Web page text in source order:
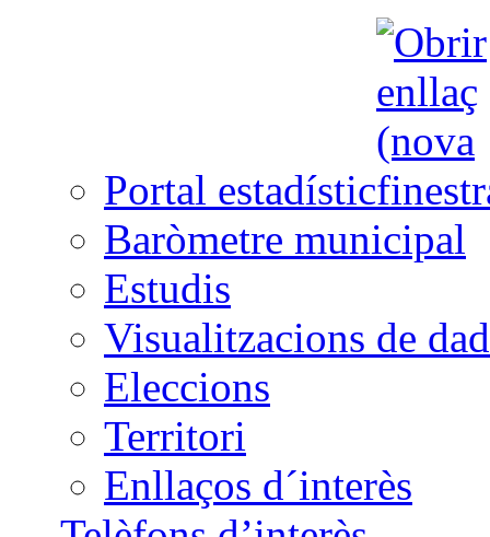
Portal estadístic
Baròmetre municipal
Estudis
Visualitzacions de
Eleccions
Territori
Enllaços d´interès